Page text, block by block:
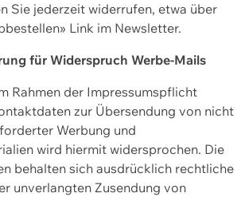
Sie jederzeit widerrufen, etwa über
Link im Newsletter.
für Widerspruch Werbe-Mails
Rahmen der Impressumspflicht
zur Übersendung von nicht
Werbung und
wird hiermit widersprochen. Die
behalten sich ausdrücklich rechtliche
unverlangten Zusendung von